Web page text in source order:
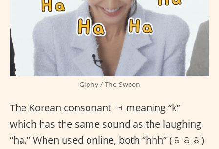
Giphy / The Swoon
The Korean consonant ㅋ meaning “k”
which has the same sound as the laughing
“ha.” When used online, both “hhh” (ㅎㅎㅎ)